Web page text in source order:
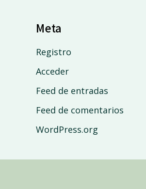
Meta
Registro
Acceder
Feed de entradas
Feed de comentarios
WordPress.org